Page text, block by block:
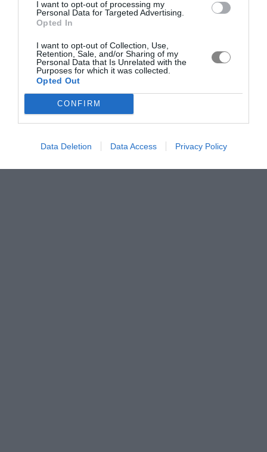
I want to opt-out of processing my
Personal Data for Targeted Advertising.
Opted In
I want to opt-out of Collection, Use,
Retention, Sale, and/or Sharing of my
Personal Data that Is Unrelated with the
Purposes for which it was collected.
Opted Out
CONFIRM
Data Deletion Data Access Privacy Policy